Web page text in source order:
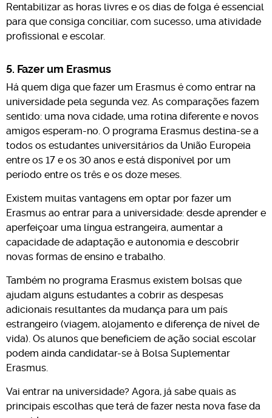
Rentabilizar as horas livres e os dias de folga é essencial
para que consiga conciliar, com sucesso, uma atividade
profissional e escolar.
5. Fazer um Erasmus
Há quem diga que fazer um Erasmus é como entrar na
universidade pela segunda vez. As comparações fazem
sentido: uma nova cidade, uma rotina diferente e novos
amigos esperam-no. O programa Erasmus destina-se a
todos os estudantes universitários da União Europeia
entre os 17 e os 30 anos e está disponível por um
período entre os três e os doze meses.
Existem muitas vantagens em optar por fazer um
Erasmus ao entrar para a universidade: desde aprender e
aperfeiçoar uma língua estrangeira, aumentar a
capacidade de adaptação e autonomia e descobrir
novas formas de ensino e trabalho.
Também no programa Erasmus existem bolsas que
ajudam alguns estudantes a cobrir as despesas
adicionais resultantes da mudança para um país
estrangeiro (viagem, alojamento e diferença de nível de
vida). Os alunos que beneficiem de ação social escolar
podem ainda candidatar-se à Bolsa Suplementar
Erasmus.
Vai entrar na universidade? Agora, já sabe quais as
principais escolhas que terá de fazer nesta nova fase da